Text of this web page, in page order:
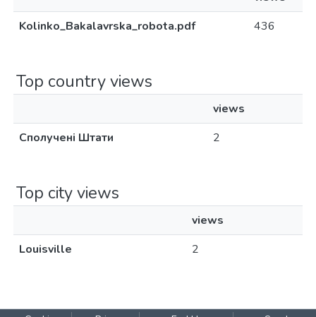
Kolinko_Bakalavrska_robota.pdf
436
Top country views
views
Сполучені Штати
2
Top city views
views
Louisville
2